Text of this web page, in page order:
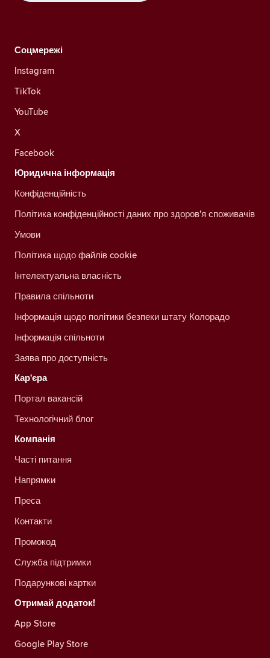
Соцмережі
Instagram
TikTok
YouTube
X
Facebook
Юридична інформація
Конфіденційність
Політика конфіденційності даних про здоров'я споживачів
Умови
Політика щодо файлів cookie
Інтелектуальна власність
Правила спільноти
Інформація щодо політики безпеки штату Колорадо
Інформація спільноти
Заява про доступність
Кар'єра
Портал вакансій
Технологічний блог
Компанія
Часті питання
Напрямки
Преса
Контакти
Промокод
Служба підтримки
Подарункові картки
Отримай додаток!
App Store
Google Play Store